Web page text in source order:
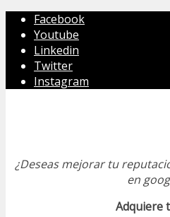
Facebook
Youtube
Linkedin
Twitter
Instagram
¿Deseas mejorar tu
en
Adquiere